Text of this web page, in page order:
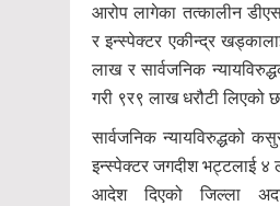
आरोप लागेका तत्कालीन
र इन्स्पेक्टर एकीन्द्र
लाख र सार्वजनिक
गरी ९र९ लाख धरौटी लिएको
सार्वजनिक न्यायविरुद्धको
इन्स्पेक्टर जगदीश भट्टलाई ४
आदेश दिएको जिल्ला